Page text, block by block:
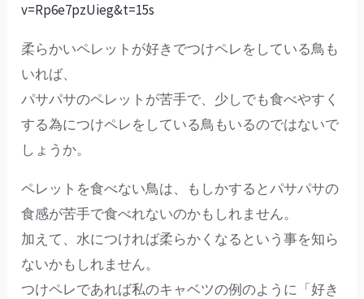
v=Rp6e7pzUieg&t=15s
柔らかいペレットが好きでつけペレをしている鳥も
いれば、
パサパサのペレットが苦手で、少しでも食べやすく
する為につけペレをしている鳥もいるのではないで
しょうか。
ペレットを食べない鳥は、もしかするとパサパサの
食感が苦手で食べれないのかもしれません。
加えて、水につければ柔らかくなるという事を知ら
ないかもしれません。
つけペレであれば私のキャベツの例のように「好き